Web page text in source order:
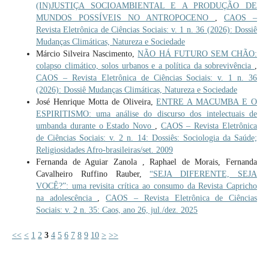
(IN)JUSTIÇA SOCIOAMBIENTAL E A PRODUÇÃO DE
MUNDOS POSSÍVEIS NO ANTROPOCENO
,CAOS –
Revista Eletrônica de Ciências Sociais: v. 1 n. 36 (2026): Dossiê
Mudanças Climáticas, Natureza e Sociedade
Márcio Silveira Nascimento,NÃO HÁ FUTURO SEM CHÃO:
colapso climático, solos urbanos e a política da sobrevivência
CAOS – Revista Eletrônica de Ciências Sociais: v. 1 n. 36
(2026): Dossiê Mudanças Climáticas, Natureza e Sociedade
José Henrique Motta de Oliveira,ENTRE A MACUMBA E O
ESPIRITISMO: uma análise do discurso dos intelectuais de
umbanda durante o Estado Novo
CAOS – Revista Eletrônica
de Ciências Sociais: v. 2 n. 14: Dossiês: Sociologia da Saúde;
Religiosidades Afro-brasileiras/set. 2009
Fernanda de Aguiar Zanola , Raphael de Morais, Fernanda
Cavalheiro Ruffino Rauber,“SEJA DIFERENTE, SEJA
VOCÊ?”: uma revisita crítica ao consumo da Revista Capricho
na adolescência
,CAOS – Revista Eletrônica de Ciências
Sociais: v. 2 n. 35: Caos, ano 26, jul./dez. 2025
<< < 1 2 3 4 5 6 7 8 9 10 > >>